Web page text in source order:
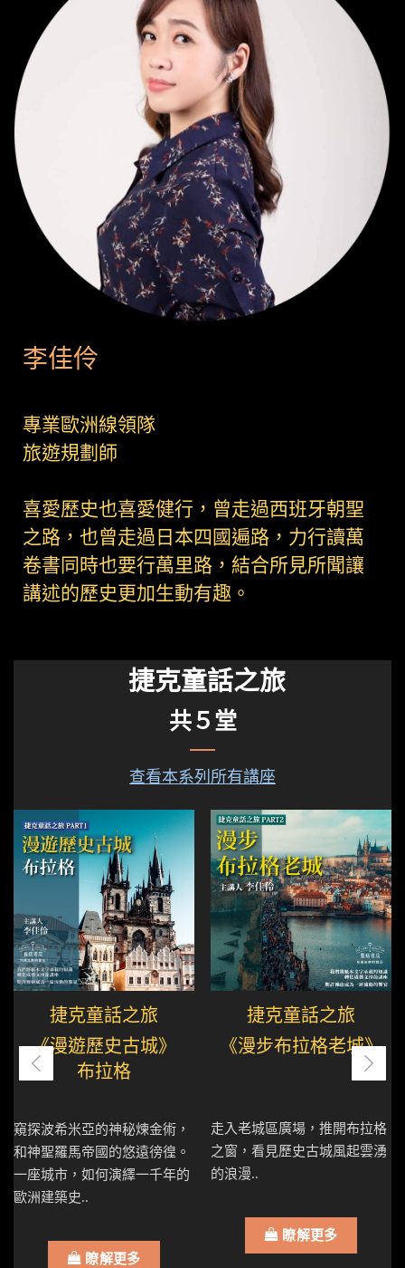
李佳伶
專業歐洲線領隊
旅遊規劃師
喜愛歷史也喜愛健行，曾走過西班牙朝聖
之路，也曾走過日本四國遍路，力行讀萬
卷書同時也要行萬里路，結合所見所聞讓
講述的歷史更加生動有趣。
捷克童話之旅
共５堂
查看本系列所有講座
捷克童話之旅
《漫遊歷史古城》
布拉格
窺探波希米亞的神秘煉金術，
和神聖羅馬帝國的悠遠徬徨。
一座城市，如何演繹一千年的
歐洲建築史..
瞭解更多
捷克童話之旅
《漫步布拉格老城》
走入老城區廣場，推開布拉格
之窗，看見歷史古城風起雲湧
的浪漫..
瞭解更多